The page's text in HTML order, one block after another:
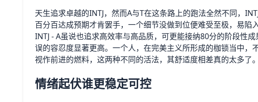
天生追求卓越的INTJ，然而A与T在这条路上的跑法全然不同，
百分百达成预期才肯罢手，一个细节没做到位便难受至极，易陷
INTJ - A虽说也追求高效率与高品质，可更能接纳80分的阶段性
误的容忍度显著更高。一个人，在完美主义所形成的枷锁当中，
视作前进的燃料，这两种不同的活法，其舒适度相差真的太多了。
情绪起伏谁更稳定可控